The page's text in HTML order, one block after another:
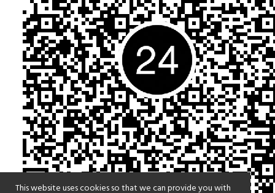
This website uses cookies so that we can provide you with